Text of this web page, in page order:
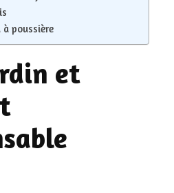
poussière
et